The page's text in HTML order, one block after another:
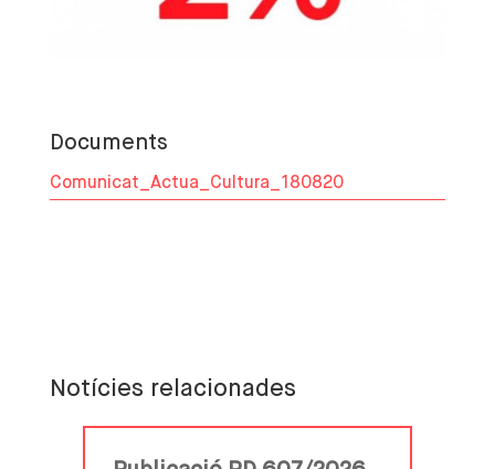
Documents
Comunicat_Actua_Cultura_180820
Notícies relacionades